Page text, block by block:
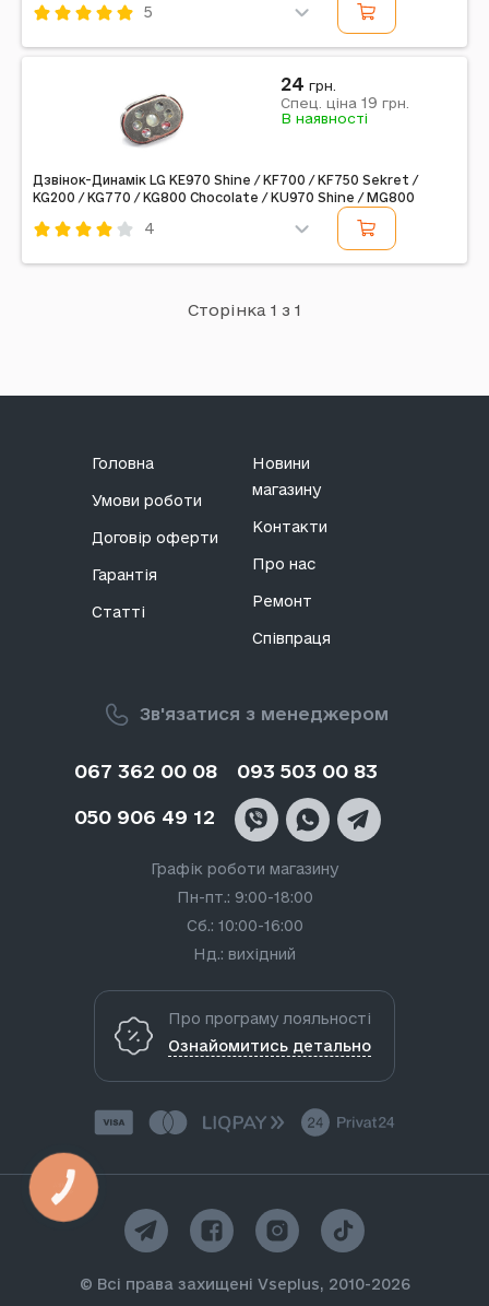
5
Дзвінок-Динамік LG KE970 Shine / KF700 / KF750 Sekret /
KG200 / KG770 / KG800 Chocolate / KU970 Shine / MG800
4
24 грн.
Спец. ціна 19 грн.
В наявності
Сторінка 1 з 1
Зв'язатися з менеджером
067 362 00 08 093 503 00 83
050 906 49 12
Графік роботи магазину
Пн-пт.: 9:00-18:00
Сб.: 10:00-16:00
Нд.: вихідний
Головна
Умови роботи
Договір оферти
Гарантія
Статті
Новини
магазину
Контакти
Про нас
Ремонт
Співпраця
Про програму лояльності
Ознайомитись детально
© Всі права захищені Vseplus, 2010-2026
КНОПКА
ЗВ'ЯЗКУ